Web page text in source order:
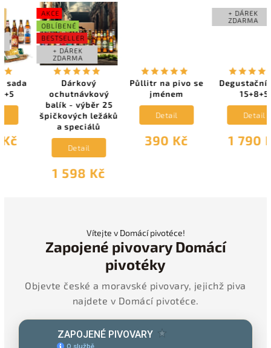
OBLÍBENÉ
BESTSELLER
+ DÁREK
ZDARMA
Dárkový
ochutnávkový
balík - výběr 25
špičkových ležáků
a speciálů
1 598 Kč
Půllitr na pivo se
jménem
390 Kč
Degustační sada
1 790 Kč
Vítejte v Domácí pivotéce!
Zapojené pivovary Domácí
pivotéky
Objevte české a moravské pivovary, jejichž piva
najdete v Domácí pivotéce.